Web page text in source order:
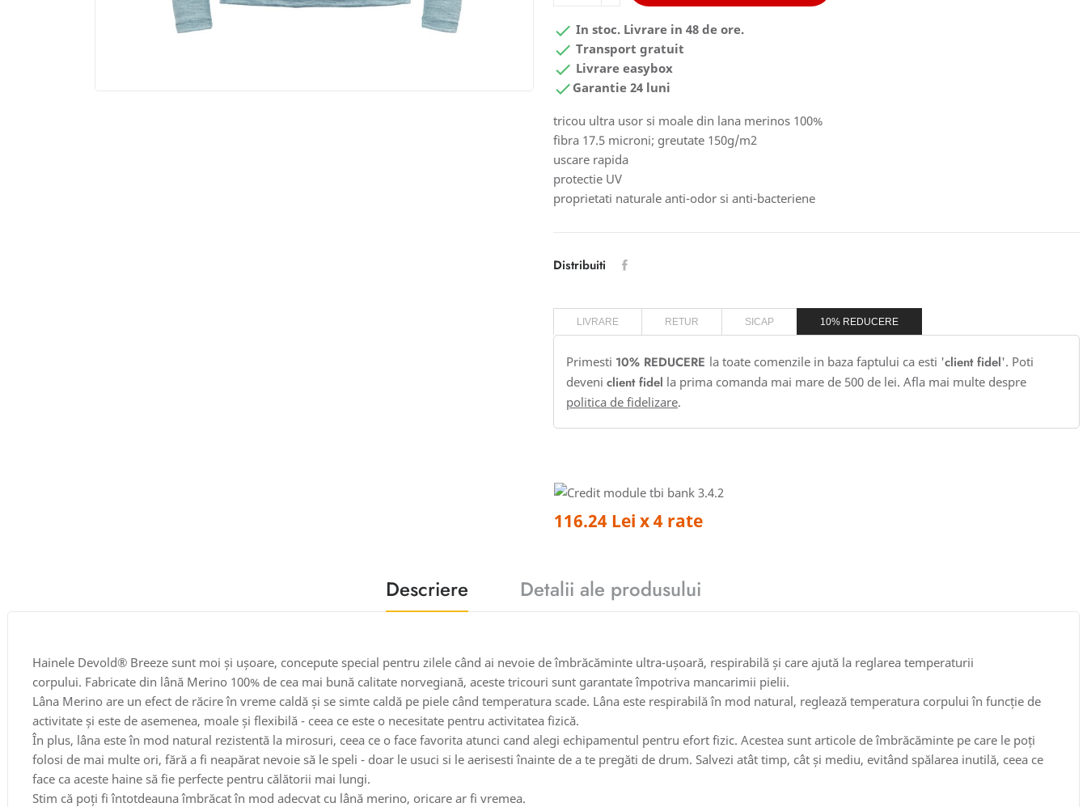
 In stoc. Livrare in 48 de ore.
 Transport gratuit
 Livrare easybox
 Garantie 24 luni
tricou ultra usor si moale din lana merinos 100%
fibra 17.5 microni; greutate 150g/m2
uscare rapida
protectie UV
proprietati naturale anti-odor si anti-bacteriene
Distribuiti
LIVRARE RETUR SICAP 10% REDUCERE
Primesti 10% REDUCERE la toate comenzile in baza faptului ca esti 'client fidel'. Poti
deveni client fidel la prima comanda mai mare de 500 de lei. Afla mai multe despre
politica de fidelizare.
116.24 Lei x 4 rate
Descriere Detalii ale produsului
Hainele Devold® Breeze sunt moi și ușoare, concepute special pentru zilele când ai nevoie de îmbrăcăminte ultra-ușoară, respirabilă și care ajută la reglarea temperaturii
corpului. Fabricate din lână Merino 100% de cea mai bună calitate norvegiană, aceste tricouri sunt garantate împotriva mancarimii pielii.
Lâna Merino are un efect de răcire în vreme caldă și se simte caldă pe piele când temperatura scade. Lâna este respirabilă în mod natural, reglează temperatura corpului în funcție de
activitate și este de asemenea, moale și flexibilă - ceea ce este o necesitate pentru activitatea fizică.
În plus, lâna este în mod natural rezistentă la mirosuri, ceea ce o face favorita atunci cand alegi echipamentul pentru efort fizic. Acestea sunt articole de îmbrăcăminte pe care le poți
folosi de mai multe ori, fără a fi neapărat nevoie să le speli - doar le usuci si le aerisesti înainte de a te pregăti de drum. Salvezi atât timp, cât și mediu, evitând spălarea inutilă, ceea ce
face ca aceste haine să fie perfecte pentru călătorii mai lungi.
Stim că poți fi întotdeauna îmbrăcat în mod adecvat cu lână merino, oricare ar fi vremea.